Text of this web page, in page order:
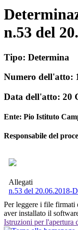
n.53 del
Tipo: Determina
Numero dell'atto:
Data dell'atto: 20
Ente: Pio Istituto
Responsabile del
Allegati
n.53 del 20.06.2018-
Per leggere i file firmati
aver installato il
Istruzioni per l'apertura